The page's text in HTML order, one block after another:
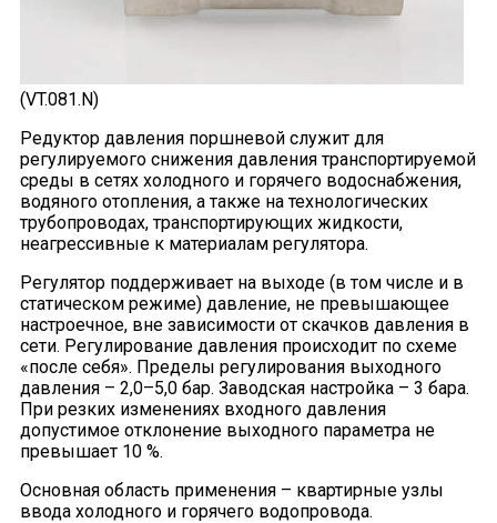
(VT.081.N)
Редуктор давления поршневой служит для
регулируемого снижения давления транспортируемой
среды в сетях холодного и горячего водоснабжения,
водяного отопления, а также на технологических
трубопроводах, транспортирующих жидкости,
неагрессивные к материалам регулятора.
Регулятор поддерживает на выходе (в том числе и в
статическом режиме) давление, не превышающее
настроечное, вне зависимости от скачков давления в
сети. Регулирование давления происходит по схеме
«после себя». Пределы регулирования выходного
давления – 2,0–5,0 бар. Заводская настройка – 3 бара.
При резких изменениях входного давления
допустимое отклонение выходного параметра не
превышает 10 %.
Основная область применения – квартирные узлы
ввода холодного и горячего водопровода.